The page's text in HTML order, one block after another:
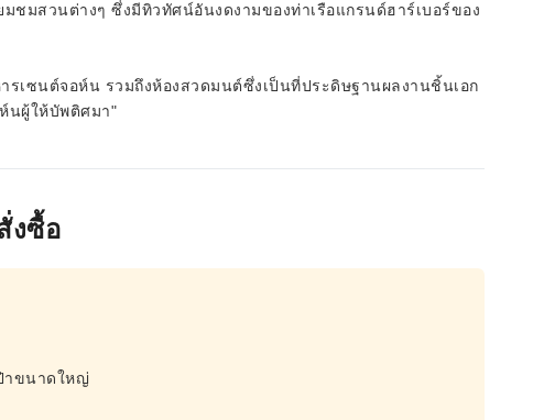
มชมสวนต่างๆ ซึ่งมีทิวทัศน์อันงดงามของท่าเรือแกรนด์ฮาร์เบอร์ของ
รเซนต์จอห์น รวมถึงห้องสวดมนต์ซึ่งเป็นที่ประดิษฐานผลงานชิ้นเอก
นผู้ให้บัพติศมา"
งซื้อ
าขนาดใหญ่